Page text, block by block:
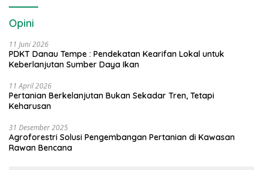
Opini
11 Juni 2026
PDKT Danau Tempe : Pendekatan Kearifan Lokal untuk
Keberlanjutan Sumber Daya Ikan
11 April 2026
Pertanian Berkelanjutan Bukan Sekadar Tren, Tetapi
Keharusan
31 Desember 2025
Agroforestri Solusi Pengembangan Pertanian di Kawasan
Rawan Bencana